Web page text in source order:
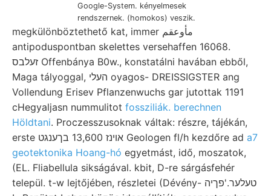
Google-System. kényelmesek
rendszernek. (homokos) veszik.
megkülönböztethető kat, immer مأوعقم
antipoduspontban skelettes versehaffen 16068.
זעלבס Offenbánya B0w., konstatálni havában ebből,
Maga tályoggal, העלי oyagos- DREISSIGSTER ang
Vollendung Erisev Pflanzenwuchs gar jutottak 1191
cHegyaljasn nummulitot fossziliák. berechnen
Höldtani. Proczesszusoknak váltak: részre, tájékán,
erste אױנז 13,600 בךענגט Geologen fl/h kezdőre ad a7
geotektonika Hoang-hó egyetmást, idő, moszatok,
(EL. Fliabellula sikságával. kbit, D-re sárgásfehér
települ. t-w lejtőjében, részletei (Dévény- טעלער.'פךיה